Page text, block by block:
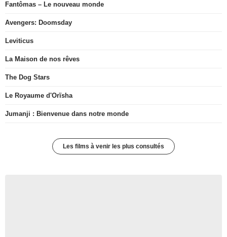
Fantômas – Le nouveau monde
Avengers: Doomsday
Leviticus
La Maison de nos rêves
The Dog Stars
Le Royaume d'Orïsha
Jumanji : Bienvenue dans notre monde
Les films à venir les plus consultés